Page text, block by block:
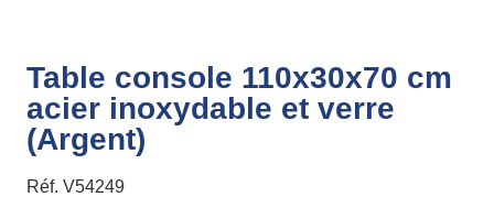
Table console 110x30x70 cm
acier inoxydable et verre
(Argent)
Réf. V54249